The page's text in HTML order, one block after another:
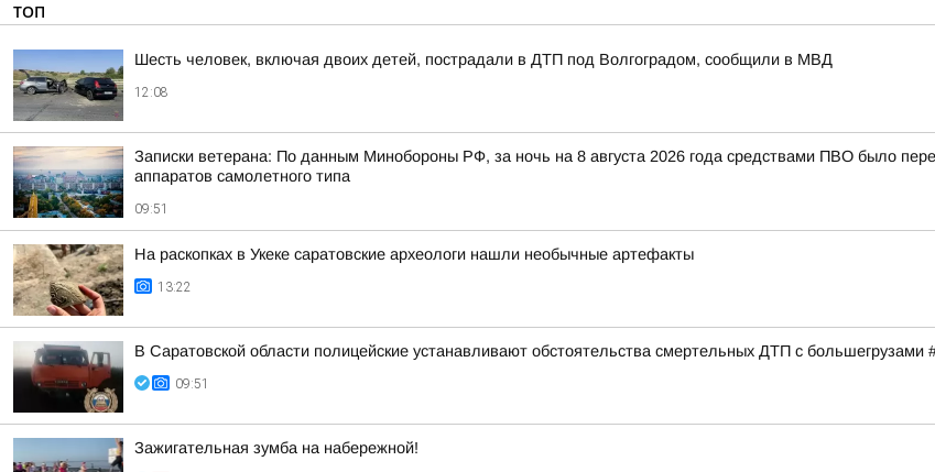
ТОП
Шесть человек, включая двоих детей, пострадали в ДТП под Волгоградом, сообщили в МВД
12:08
Записки ветерана: По данным Минобороны РФ, за ночь на 8 августа 2026 года средствами ПВО было
аппаратов самолетного типа
09:51
На раскопках в Укеке саратовские археологи нашли необычные артефакты
13:22
В Саратовской области полицейские устанавливают обстоятельства смертельных ДТП с большегрузами
09:51
Зажигательная зумба на набережной!